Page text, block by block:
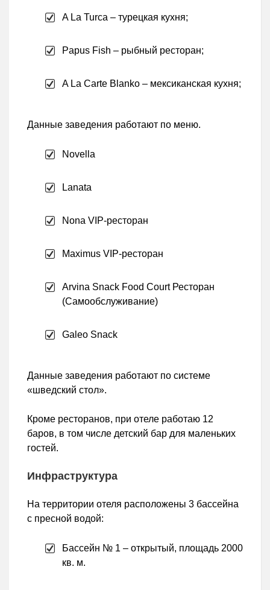
A La Turca – турецкая кухня;
Papus Fish – рыбный ресторан;
A La Carte Blanko – мексиканская кухня;
Данные заведения работают по меню.
Novella
Lanata
Nona VIP-ресторан
Maximus VIP-ресторан
Arvina Snack Food Court Ресторан
(Самообслуживание)
Galeo Snack
Данные заведения работают по системе
«шведский стол».
Кроме ресторанов, при отеле работаю 12
баров, в том числе детский бар для маленьких
гостей.
Инфраструктура
На территории отеля расположены 3 бассейна
с пресной водой:
Бассейн № 1 – открытый, площадь 2000
кв. м.